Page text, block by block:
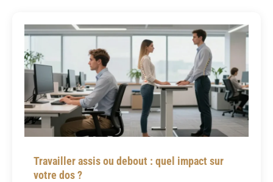
Travailler assis ou debout : quel impact sur
votre dos ?